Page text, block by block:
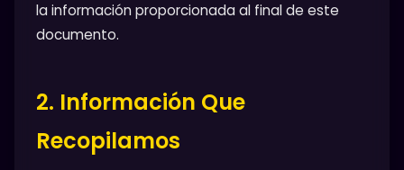
la información proporcionada al final de este
documento.
2. Información Que
Recopilamos